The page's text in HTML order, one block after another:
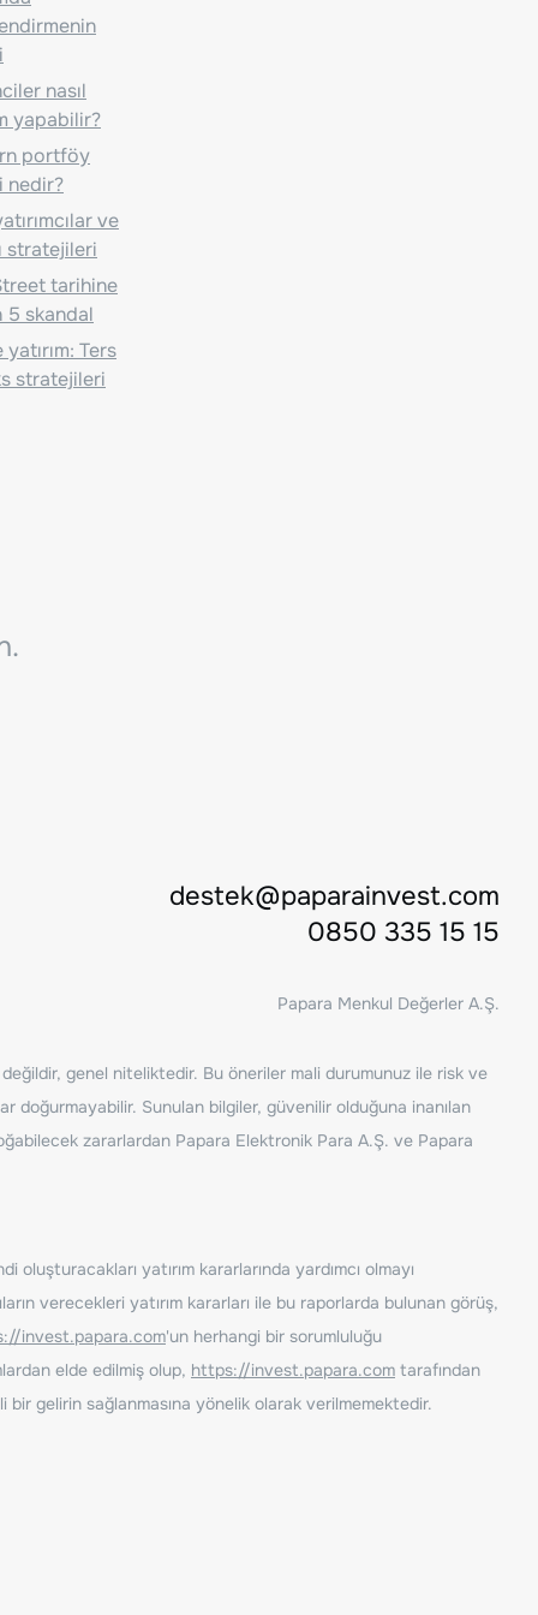
nasıl
yapabilir?
portföy
nedir?
ve
stratejileri
tarihine
5 skandal
Ters
stratejileri
destek@paparainvest.com
0850 335 15 15
Papara Menkul Değerler A.Ş.
değildir, genel niteliktedir. Bu öneriler mali durumunuz ile risk ve
doğurmayabilir. Sunulan bilgiler, güvenilir olduğuna inanılan
zararlardan Papara Elektronik Para A.Ş. ve Papara
yatırım kararlarında yardımcı olmayı
verecekleri yatırım kararları ile bu raporlarda bulunan görüş,
invest.papara.com'un herhangi bir sorumluluğu
elde edilmiş olup, https://invest.papara.com tarafından
bir gelirin sağlanmasına yönelik olarak verilmemektedir.